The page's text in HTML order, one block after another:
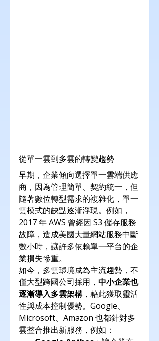
從單一雲到多雲的轉變趨勢
早期，企業傾向選擇單一雲端供應
商，因為管理簡單、契約統一，但
隨著數位轉型需求的複雜化，單一
雲模式的缺點逐漸浮現。例如，
2017 年 AWS 曾經因 S3 儲存服務
故障，造成美國大量網站服務中斷
數小時，讓許多依賴單一平台的企
業損失慘重。
如今，多雲環境成為主流趨勢，不
僅大型跨國公司採用， 中小企業也
逐漸導入多雲架構，藉此獲取靈活
性與成本控制優勢。Google、
Microsoft、Amazon 也都針對多
雲整合推出新服務，例如：